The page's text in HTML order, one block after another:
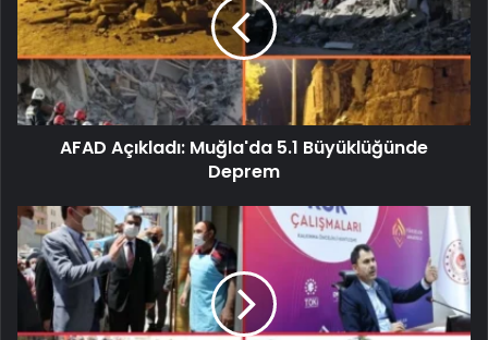
AFAD Açıkladı: Muğla'da 5.1 Büyüklüğünde
Deprem